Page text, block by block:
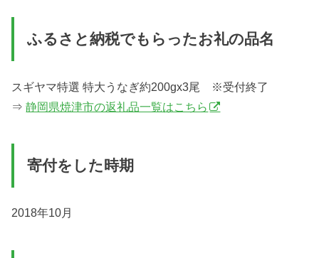
ふるさと納税でもらったお礼の品名
スギヤマ特選 特大うなぎ約200gx3尾 ※受付終了
⇒静岡県焼津市の返礼品一覧はこちら
寄付をした時期
2018年10月